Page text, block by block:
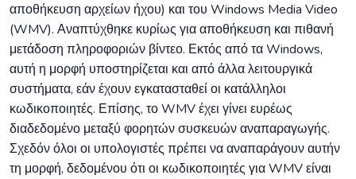
αποθήκευση αρχείων ήχου) και του Windows Media Video
(WMV). Αναπτύχθηκε κυρίως για αποθήκευση και πιθανή
μετάδοση πληροφοριών βίντεο. Εκτός από τα Windows,
αυτή η μορφή υποστηρίζεται και από άλλα λειτουργικά
συστήματα, εάν έχουν εγκατασταθεί οι κατάλληλοι
κωδικοποιητές. Επίσης, το WMV έχει γίνει ευρέως
διαδεδομένο μεταξύ φορητών συσκευών αναπαραγωγής.
Σχεδόν όλοι οι υπολογιστές πρέπει να αναπαράγουν αυτήν
τη μορφή, δεδομένου ότι οι κωδικοποιητές για WMV είναι